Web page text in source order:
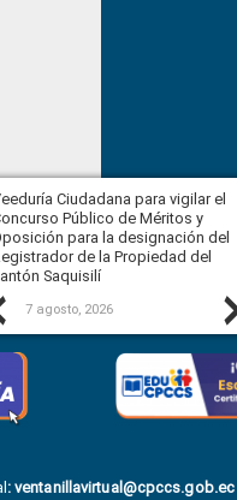
Previous
Ciudadana para vigilar el
Público de Méritos y
para la designación del
de la Propiedad del
Saquisilí
7 agosto, 2026
:ventanillavirtual@cpccs.gob.ec